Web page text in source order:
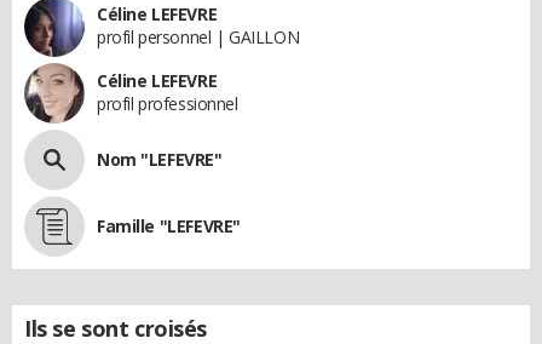
Céline LEFEVRE
profil personnel | GAILLON
Céline LEFEVRE
profil professionnel
Nom "LEFEVRE"
Famille "LEFEVRE"
Ils se sont croisés